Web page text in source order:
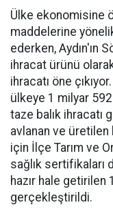
Ülke ekonomisine
maddelerine
ederken, Aydın'ın
ihracat ürünü
ihracatı öne
ülkeye 1 milyar
taze balık ihracatı
avlanan ve üretilen
için İlçe Tarım ve
sağlık sertifikaları
hazır hale getirilen
gerçekleştirildi.